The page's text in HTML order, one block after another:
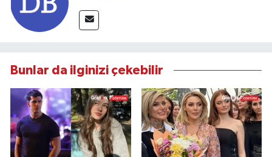
Bunlar da ilginizi çekebilir